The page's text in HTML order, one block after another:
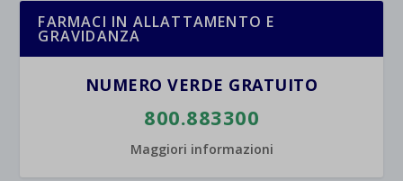
FARMACI IN ALLATTAMENTO E
GRAVIDANZA
NUMERO VERDE GRATUITO
800.883300
Maggiori informazioni